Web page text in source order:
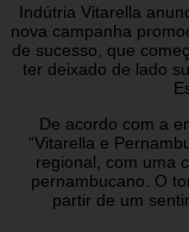
Indútria Vitarella
nova campanha
de sucesso, que
ter deixado de lado
De acordo com a
“Vitarella e
regional, com uma
pernambucano. O
partir de um